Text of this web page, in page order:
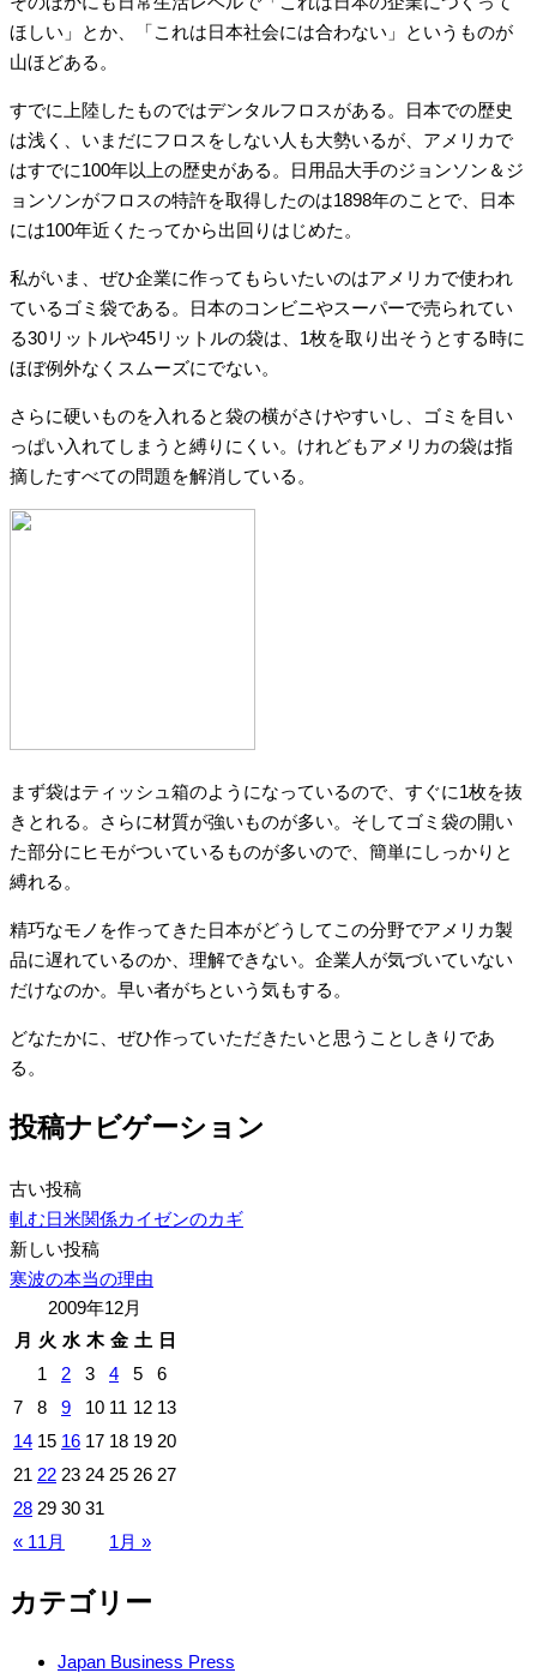
ほしい」とか、「これは日本社会には合わない」というものが
山ほどある。
すでに上陸したものではデンタルフロスがある。日本での歴史
は浅く、いまだにフロスをしない人も大勢いるが、アメリカで
はすでに100年以上の歴史がある。日用品大手のジョンソン＆ジ
ョンソンがフロスの特許を取得したのは1898年のことで、日本
には100年近くたってから出回りはじめた。
私がいま、ぜひ企業に作ってもらいたいのはアメリカで使われ
ているゴミ袋である。日本のコンビニやスーパーで売られてい
る30リットルや45リットルの袋は、1枚を取り出そうとする時に
ほぼ例外なくスムーズにでない。
さらに硬いものを入れると袋の横がさけやすいし、ゴミを目い
っぱい入れてしまうと縛りにくい。けれどもアメリカの袋は指
摘したすべての問題を解消している。
まず袋はティッシュ箱のようになっているので、すぐに1枚を抜
きとれる。さらに材質が強いものが多い。そしてゴミ袋の開い
た部分にヒモがついているものが多いので、簡単にしっかりと
縛れる。
精巧なモノを作ってきた日本がどうしてこの分野でアメリカ製
品に遅れているのか、理解できない。企業人が気づいていない
だけなのか。早い者がちという気もする。
どなたかに、ぜひ作っていただきたいと思うことしきりであ
る。
投稿ナビゲーション
古い投稿
軋む日米関係カイゼンのカギ
新しい投稿
寒波の本当の理由
2009年12月
月 火 水 木 金 土 日
« 11月 1月 »
1 2 3 4 5
6
7
8 9 10 11 12 13
14 15 16 17 18 19 20
21 22 23 24 25 26 27
28 29 30 31
カテゴリー
Japan Business Press